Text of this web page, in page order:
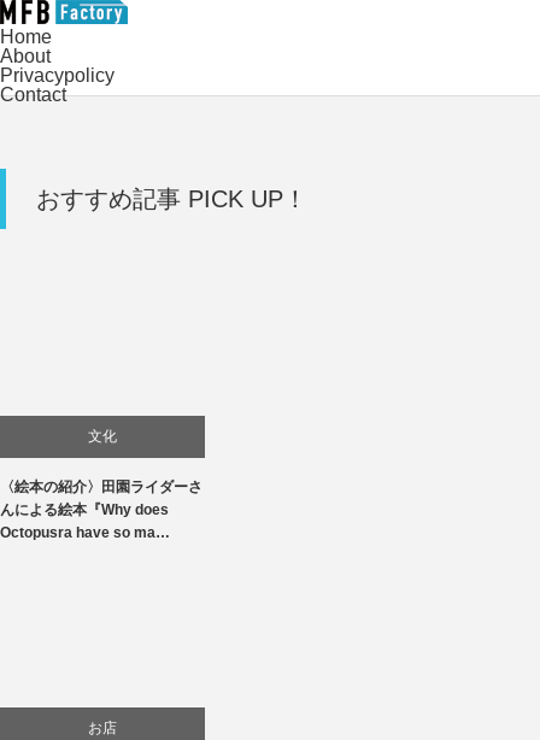
Home
About
Privacypolicy
Contact
おすすめ記事 PICK UP！
文化
〈絵本の紹介〉田園ライダーさ
んによる絵本『Why does
Octopusra have so ma…
お店